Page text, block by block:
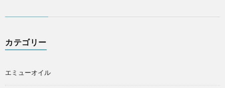
カテゴリー
エミューオイル